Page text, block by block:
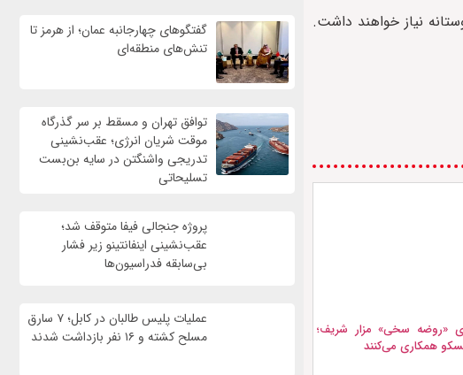
میلیون کودک، به کمک‌های بشردوستانه نیاز خواهند داشت.
«روضه سخی» مزار شریف؛
همکاری می‌کنند
گفتگوهای چهارجانبه عمان؛ از هرمز تا
تنش‌های منطقه‌ای
توافق تهران و مسقط بر سر گذرگاه
موقت شریان انرژی؛ عقب‌نشینی
تدریجی واشنگتن در سایه بن‌بست
تسلیحاتی
پروژه جنجالی فیفا متوقف شد؛
عقب‌نشینی اینفانتینو زیر فشار
بی‌سابقه فدراسیون‌ها
عملیات پلیس طالبان در کابل؛ ۷ سارق
مسلح کشته و ۱۶ نفر بازداشت شدند